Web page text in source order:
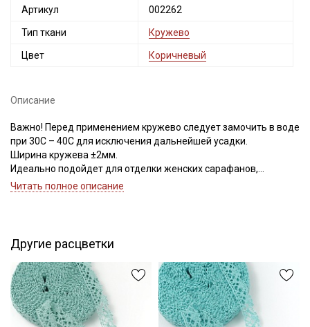
Артикул 002262
Тип ткани Кружево
Цвет Коричневый
Описание
Важно! Перед применением кружево следует замочить в воде
при 30С – 40С для исключения дальнейшей усадки.
Ширина кружева ±2мм.
Идеально подойдет для отделки женских сарафанов,
платьев, юбок, рукавов.
Цветопередача может отличаться от оригинального цвета в
зависимости от настроек вашего монитора.
Читать полное описание
Другие расцветки